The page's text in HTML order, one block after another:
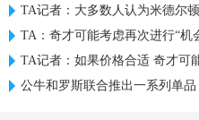
TA记者：大多数人认为米德尔
TA：奇才可能考虑再次进行“机
TA记者：如果价格合适 奇才可
公牛和罗斯联合推出一系列单